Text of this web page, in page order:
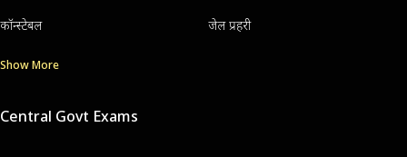
कॉन्स्टेबल जेल प्रहरी
Show More
Central Govt Exams